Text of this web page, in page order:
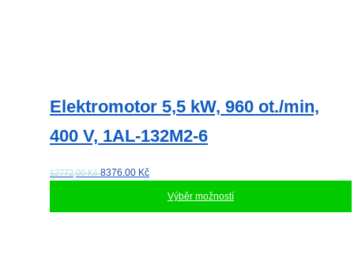
Elektromotor 5,5 kW, 960 ot./min,
400 V, 1AL-132M2-6
12772,00 Kč8376.00 Kč
Výběr možností